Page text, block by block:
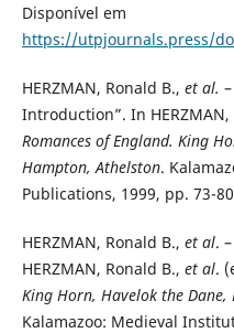
Disponível em
https://utpjournals.press/
HERZMAN, Ronald B., et al.
Introduction”. In HERZMAN,
Romances of England. King
Hampton, Athelston.
Publications, 1999, pp. 73-
HERZMAN, Ronald B., et al.
HERZMAN, Ronald B., et al.
King Horn, Havelok the
Kalamazoo: Medieval